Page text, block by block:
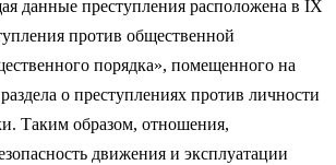
данные преступления расположена в IX
против общественной
порядка», помещенного на
о преступлениях против личности
Таким образом, отношения,
движения и эксплуатации